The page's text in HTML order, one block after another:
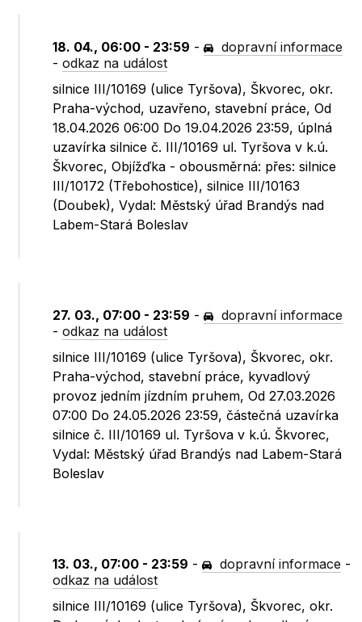
18. 04., 06:00 - 23:59 -
dopravní informace
-odkaz na událost
silnice III/10169 (ulice Tyršova), Škvorec, okr.
Praha-východ, uzavřeno, stavební práce, Od
18.04.2026 06:00 Do 19.04.2026 23:59, úplná
uzavírka silnice č. III/10169 ul. Tyršova v k.ú.
Škvorec, Objížďka - obousměrná: přes: silnice
III/10172 (Třebohostice), silnice III/10163
(Doubek), Vydal: Městský úřad Brandýs nad
Labem-Stará Boleslav
27. 03., 07:00 - 23:59 -
dopravní informace
-odkaz na událost
silnice III/10169 (ulice Tyršova), Škvorec, okr.
Praha-východ, stavební práce, kyvadlový
provoz jedním jízdním pruhem, Od 27.03.2026
07:00 Do 24.05.2026 23:59, částečná uzavírka
silnice č. III/10169 ul. Tyršova v k.ú. Škvorec,
Vydal: Městský úřad Brandýs nad Labem-Stará
Boleslav
13. 03., 07:00 - 23:59 - dopravní informace -
odkaz na událost
silnice III/10169 (ulice Tyršova), Škvorec, okr.